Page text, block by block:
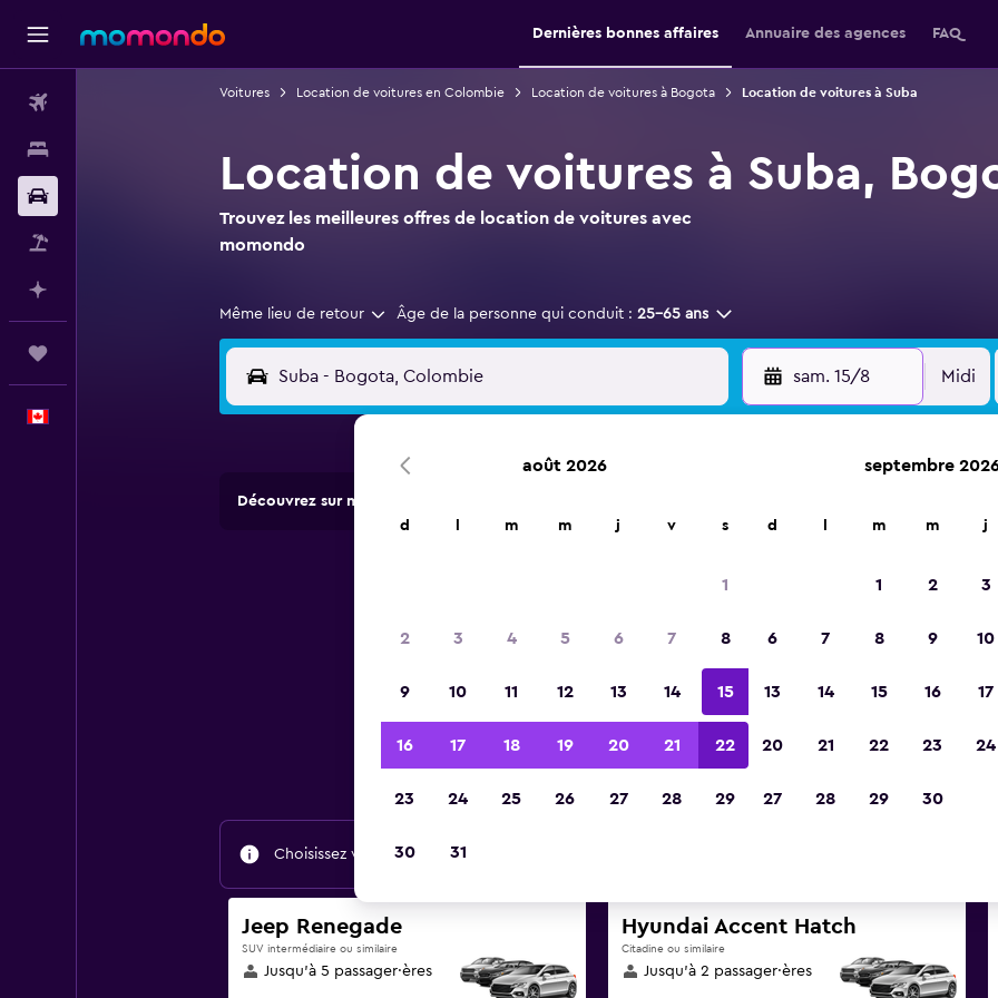
Dernières bonnes affaires Annuaire des agences FAQ
Voitures Location de voitures en Colombie Location de voitures à Bogota Location de voitures à Suba
Location de voitures à Suba,
Trouvez les meilleures offres de location de voitures avec
momondo
Même lieu de retour Âge de la personne qui conduit : 25-65 ans
sam. 15/8 Midi
Découvrez sur momondo des offres d'agences de location dans plus de 70 000 endroits.
Meilleures offres trouvées
location de voiture à Suba,
Trouvez de super offres sur une grande variété de
location à Suba, Bogota
Choisissez vos dates de voyage pour trouver les meilleurs prix
Jeep Renegade
SUV intermédiaire ou similaire
Jusqu’à 5 passager·ères
Hyundai Accent Hatch
Citadine ou similaire
Jusqu’à 2 passager·ères
août 2026
d m m j v s
1
2 3 4 5 6 7 8
9 10 11 12 13 14 15
16 17 18 19 20 21 22
23 24 25 26 27 28 29
30 31
septembre
d m m j
1 2 3
6 7 8 9 10
13 14 15 16 17
20 21 22 23 24
27 28 29 30